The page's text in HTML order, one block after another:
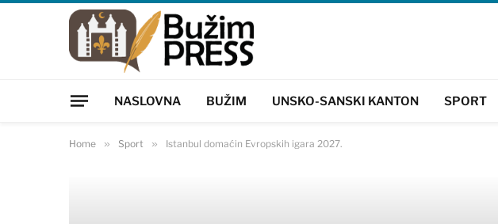
NASLOVNA BUŽIM UNSKO-SANSKI KANTON SPORT
Home » Sport » Istanbul domaćin Evropskih igara 2027.